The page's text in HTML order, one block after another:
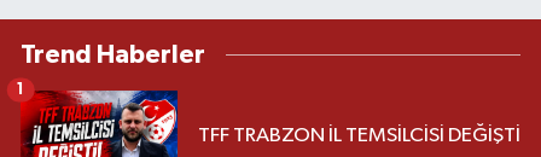
Trend Haberler
TFF TRABZON İL TEMSİLCİSİ DEĞİŞTİ
1